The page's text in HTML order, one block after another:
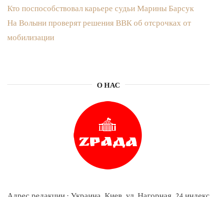
Кто поспособствовал карьере судьи Марины Барсук
На Волыни проверят решения ВВК об отсрочках от
мобилизации
О НАС